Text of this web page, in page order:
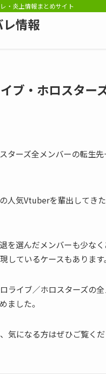
・炎上情報まとめサイト
情報
ブ・ホロスタ
人気Vtuberを輩出してき
を選んだメンバーも少な
ているケースもあります。
ライブ／ホロスターズの
ました。
気になる方はぜひご覧くだ